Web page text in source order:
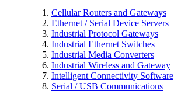
Cellular Routers and Gateways
Ethernet / Serial Device Servers
Industrial Protocol Gateways
Industrial Ethernet Switches
Industrial Media Converters
Industrial Wireless and Gateway
Intelligent Connectivity Software
Serial / USB Communications